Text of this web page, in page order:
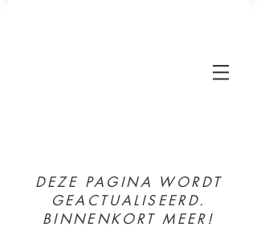
DEZE PAGINA WORDT
GEACTUALISEERD.
BINNENKORT MEER!